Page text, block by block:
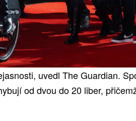
uvedl The Guardian.
od dvou do 20 liber,